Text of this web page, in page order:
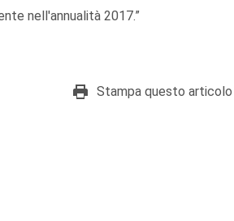
nell'annualità 2017.”
Stampa questo articolo